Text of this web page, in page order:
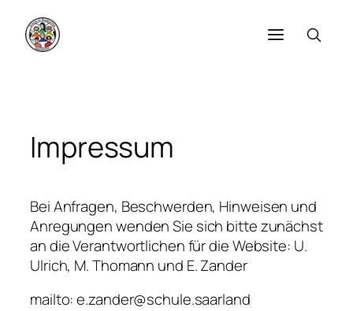
Zum
Inhalt
springen
Impressum
Bei Anfragen, Beschwerden, Hinweisen und
Anregungen wenden Sie sich bitte zunächst
an die Verantwortlichen für die Website: U.
Ulrich, M. Thomann und E. Zander
mailto: e.zander@schule.saarland